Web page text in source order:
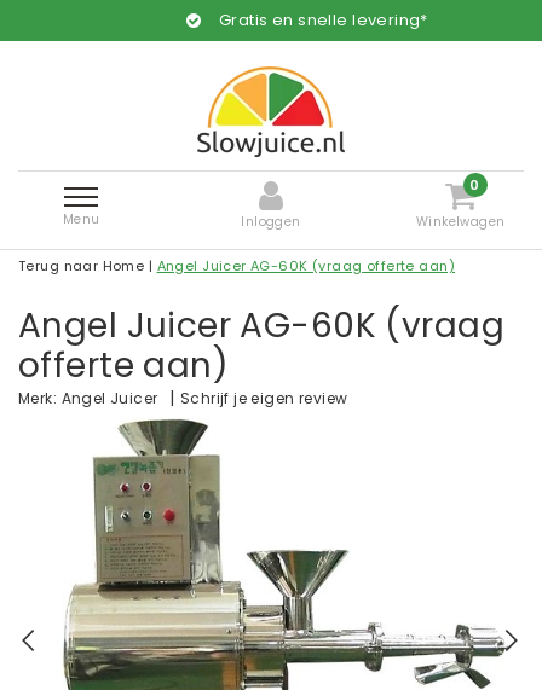
Gratis en snelle levering*
Menu Inloggen
0
Winkelwagen
Terug naar Home | Angel Juicer AG-60K (vraag offerte aan)
Angel Juicer AG-60K (vraag
offerte aan)
Merk: Angel Juicer | Schrijf je eigen review